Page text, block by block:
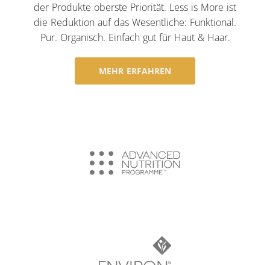
der Produkte oberste Priorität. Less is More ist
die Reduktion auf das Wesentliche: Funktional.
Pur. Organisch. Einfach gut für Haut & Haar.
MEHR ERFAHREN